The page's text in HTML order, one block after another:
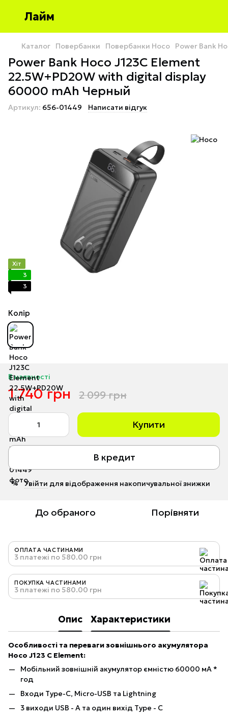
Лайм
Каталог Повербанки Повербанки Hoco Power Bank
Power Bank Hoco J123C Element
22.5W+PD20W with digital display
60000 mAh Черный
Артикул: 656-01449 Написати відгук
Хіт
3
3
Колір
В наявності
1 740 грн 2 099 грн
Купити
В кредит
% Увійти для відображення накопичувальної знижки
До обраного Порівняти
ОПЛАТА ЧАСТИНАМИ
3 платежі по 580.00 грн
ПОКУПКА ЧАСТИНАМИ
3 платежі по 580.00 грн
Опис Характеристики
Особливості та переваги зовнішнього акумулятора
Hoco J123 С Element:
Мобільний зовнішній акумулятор ємністю 60000 мА *
год
Входи Type-C, Micro-USB та Lightning
3 виходи USB - A та один вихід Type - C